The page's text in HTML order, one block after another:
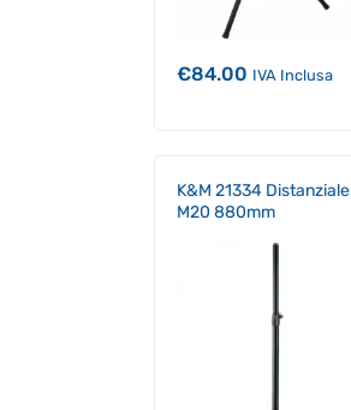
€84.00 IVA Inclusa
K&M 21334 Distanziale
M20 880mm